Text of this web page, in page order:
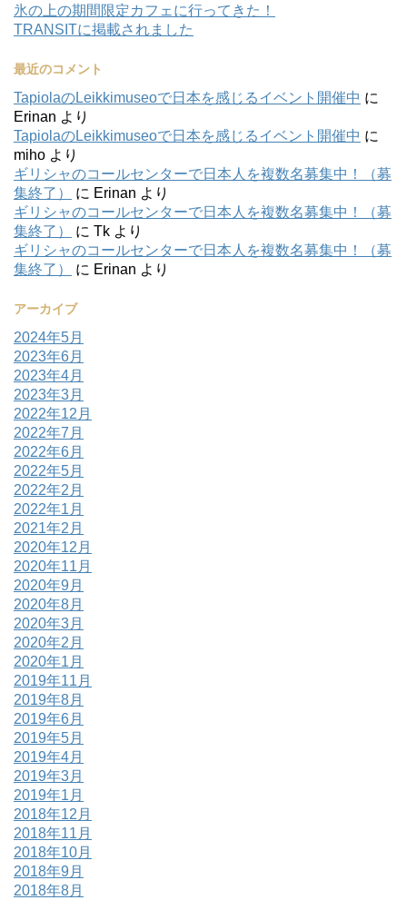
氷の上の期間限定カフェに行ってきた！
TRANSITに掲載されました
最近のコメント
TapiolaのLeikkimuseoで日本を感じるイベント開催中 に
Erinan より
TapiolaのLeikkimuseoで日本を感じるイベント開催中 に
miho より
ギリシャのコールセンターで日本人を複数名募集中！（募
集終了）
に Erinan より
ギリシャのコールセンターで日本人を複数名募集中！（募
集終了）
に Tk より
ギリシャのコールセンターで日本人を複数名募集中！（募
集終了）
に Erinan より
アーカイブ
2024年5月
2023年6月
2023年4月
2023年3月
2022年12月
2022年7月
2022年6月
2022年5月
2022年2月
2022年1月
2021年2月
2020年12月
2020年11月
2020年9月
2020年8月
2020年3月
2020年2月
2020年1月
2019年11月
2019年8月
2019年6月
2019年5月
2019年4月
2019年3月
2019年1月
2018年12月
2018年11月
2018年10月
2018年9月
2018年8月